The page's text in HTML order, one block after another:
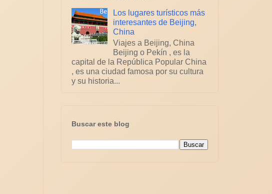
Los lugares turísticos más
interesantes de Beijing,
China
Viajes a Beijing, China
Beijing o Pekín , es la
capital de la República Popular China
, es una ciudad famosa por su cultura
y su historia...
Buscar este blog